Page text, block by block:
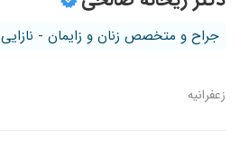
جراح و متخصص زنان و زایمان - نازایی
زعفرانیه